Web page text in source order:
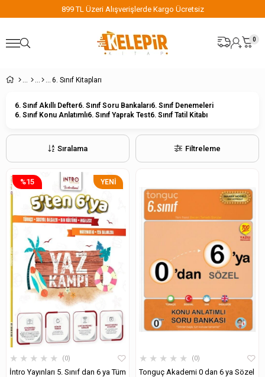
899 TL Üzeri Alışverişlerde Kargo Ücretsiz
0
6. Sınıf Kitapları
6. Sınıf Akıllı Defter6. Sınıf Soru Bankaları6. Sınıf Denemeleri
6. Sınıf Konu Anlatımlı6. Sınıf Yaprak Test6. Sınıf Tatil Kitabı
Filtreleme
Sıralama
★ ★ ★ ★ ★ 0
İntro Yayınları 5. Sınıf dan 6 ya Tüm
%15
YENI
★ ★ ★ ★ ★ 0
Tonguç Akademi 0 dan 6 ya Sözel